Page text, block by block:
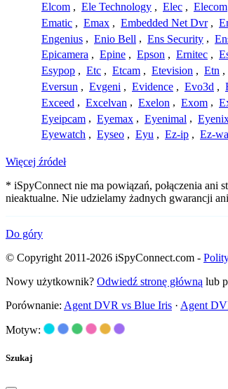
Elcom , Ele Technology , Elec , Elecom
Ematic , Emax , Embedded Net Dvr ,
Engenius , Enio Bell , Ens Security ,
Epicamera , Epine , Epson , Ernitec ,
Esypop , Etc , Etcam , Etevision , Etn ,
Eversun , Evgeni , Evidence , Evo3d ,
Exceed , Excelvan , Exelon , Exom ,
Eyeipcam , Eyemax , Eyenimal ,
Eyewatch , Eyseo , Eyu , Ez-ip , Ez-
Więcej źródeł
* iSpyConnect nie ma powiązań, połączenia ani
nieaktualne. Nie udzielamy żadnych gwarancji
Do góry
© Copyright 2011-2026 iSpyConnect.com -
Nowy użytkownik? Odwiedź stronę główną lub
Porównanie: Agent DVR vs Blue Iris · Agent
Motyw:
Szukaj